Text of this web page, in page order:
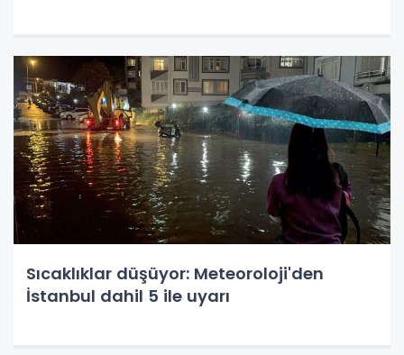
Sıcaklıklar düşüyor: Meteoroloji'den
İstanbul dahil 5 ile uyarı